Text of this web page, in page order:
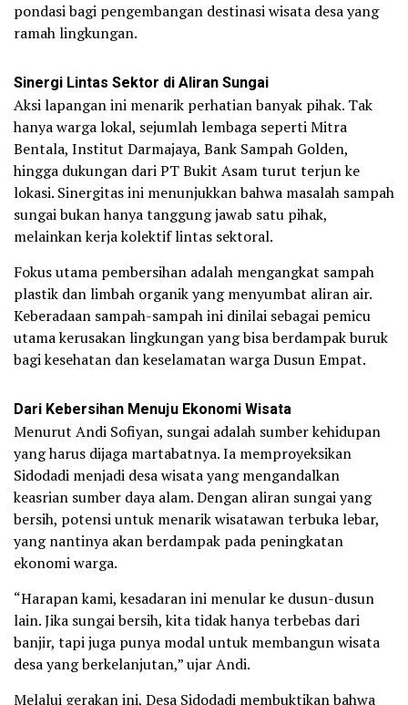
pondasi bagi pengembangan destinasi wisata desa yang
ramah lingkungan.
Sinergi Lintas Sektor di Aliran Sungai
Aksi lapangan ini menarik perhatian banyak pihak. Tak
hanya warga lokal, sejumlah lembaga seperti Mitra
Bentala, Institut Darmajaya, Bank Sampah Golden,
hingga dukungan dari PT Bukit Asam turut terjun ke
lokasi. Sinergitas ini menunjukkan bahwa masalah sampah
sungai bukan hanya tanggung jawab satu pihak,
melainkan kerja kolektif lintas sektoral.
Fokus utama pembersihan adalah mengangkat sampah
plastik dan limbah organik yang menyumbat aliran air.
Keberadaan sampah-sampah ini dinilai sebagai pemicu
utama kerusakan lingkungan yang bisa berdampak buruk
bagi kesehatan dan keselamatan warga Dusun Empat.
Dari Kebersihan Menuju Ekonomi Wisata
Menurut Andi Sofiyan, sungai adalah sumber kehidupan
yang harus dijaga martabatnya. Ia memproyeksikan
Sidodadi menjadi desa wisata yang mengandalkan
keasrian sumber daya alam. Dengan aliran sungai yang
bersih, potensi untuk menarik wisatawan terbuka lebar,
yang nantinya akan berdampak pada peningkatan
ekonomi warga.
“Harapan kami, kesadaran ini menular ke dusun-dusun
lain. Jika sungai bersih, kita tidak hanya terbebas dari
banjir, tapi juga punya modal untuk membangun wisata
desa yang berkelanjutan,” ujar Andi.
Melalui gerakan ini, Desa Sidodadi membuktikan bahwa